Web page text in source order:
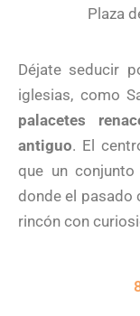
Plaza
Déjate seducir
iglesias, como
palacetes
antiguo. El
que un
donde el pasado
rincón con